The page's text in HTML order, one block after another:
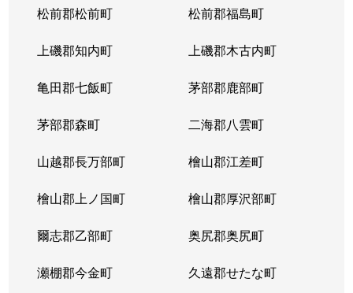
松前郡松前町 松前郡福島町
上磯郡知内町 上磯郡木古内町
亀田郡七飯町 茅部郡鹿部町
茅部郡森町 二海郡八雲町
山越郡長万部町 檜山郡江差町
檜山郡上ノ国町 檜山郡厚沢部町
爾志郡乙部町 奥尻郡奥尻町
瀬棚郡今金町 久遠郡せたな町